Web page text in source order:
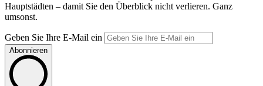
Hauptstädten – damit Sie den Überblick nicht verlieren. Ganz
umsonst.
Geben Sie Ihre E-Mail ein
Abonnieren